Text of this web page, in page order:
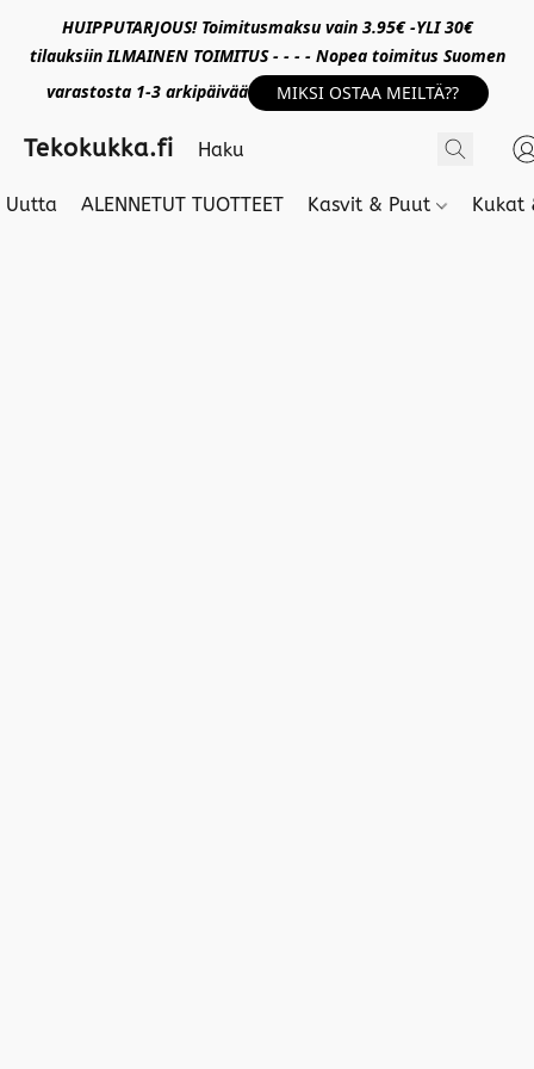
HUIPPUTARJOUS! Toimitusmaksu vain 3.95€ -YLI 30€
tilauksiin ILMAINEN TOIMITUS - - - - Nopea toimitus Suomen
varastosta 1-3 arkipäivää
MIKSI OSTAA MEILTÄ??
Tekokukka.fi
Uutta ALENNETUT TUOTTEET Kasvit & Puut Kukat